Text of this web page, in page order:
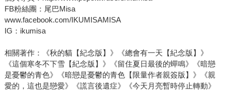
FB粉絲團：尾巴Misa
www.facebook.com/IKUMISAMISA
IG：ikumisa
相關著作：《秋的貓【紀念版】》《總會有一天【紀念版】》
《這個寒冬不下雪【紀念版】》《留住夏日最後的蟬鳴》《暗戀
是憂鬱的青色》《暗戀是憂鬱的青色【限量作者親簽版】》《親
愛的，這也是戀愛》《謊言後遺症》《今天月亮暫時停止轉動》